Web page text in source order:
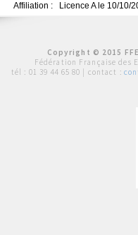
Affiliation :
Licence A le 10/10/
Copyright © 2015
Fédération Française des
tél : 01 39 44 65 80 | contact :